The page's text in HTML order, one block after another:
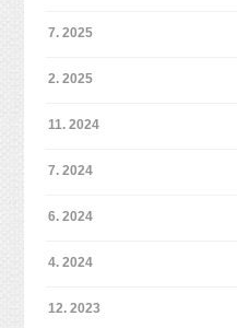
か…か…かわいいー
photobaseさんとのコ
7. 2025
2. 2025
11. 2024
7. 2024
6. 2024
4. 2024
12. 2023